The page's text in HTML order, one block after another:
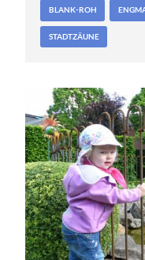
BLANK-ROH
STADTZÄUNE